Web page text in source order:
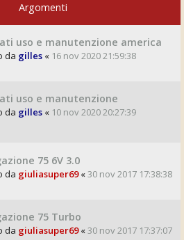
Argomenti
uso e manutenzione america
da gilles « 16 nov 2020 21:59:38
uso e manutenzione
da gilles « 10 nov 2020 20:27:39
75 6V 3.0
da giuliasuper69«30 nov 2017 17:38:38
75 Turbo
da giuliasuper69«30 nov 2017 17:37:07